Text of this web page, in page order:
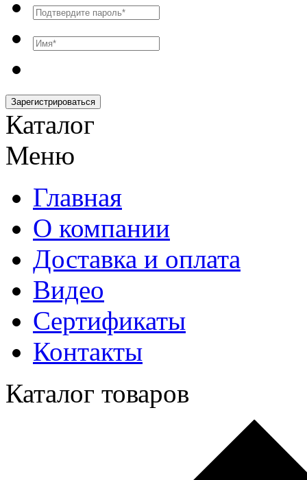
Зарегистрироваться
Каталог
Меню
Главная
О компании
Доставка и оплата
Видео
Сертификаты
Контакты
Каталог товаров